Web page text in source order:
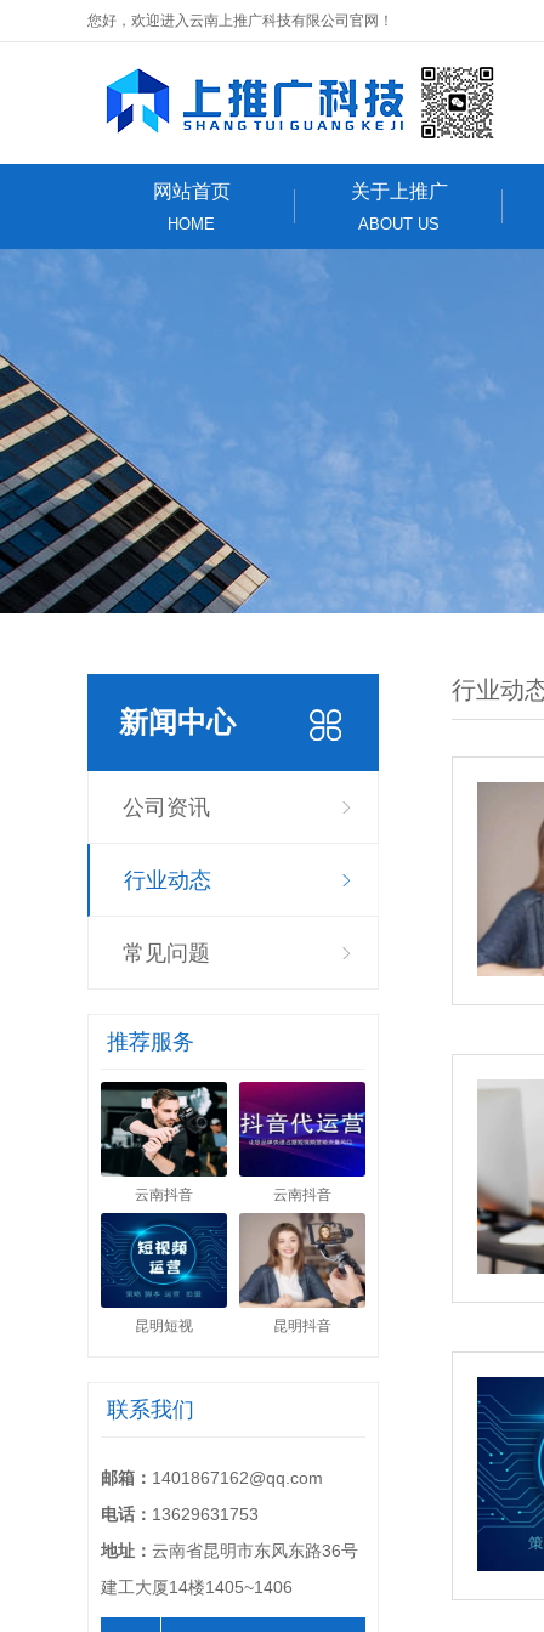
您好，欢迎进入云南上推广科技有限公司官网！
网站首页
HOME
关于上推广
ABOUT US
新闻中心
公司资讯
行业动态
常见问题
推荐服务
云南抖音 云南抖音
昆明短视 昆明抖音
联系我们
邮箱： 1401867162@qq.com
电话： 13629631753
地址： 云南省昆明市东风东路36号
建工大厦14楼1405~1406
行业动